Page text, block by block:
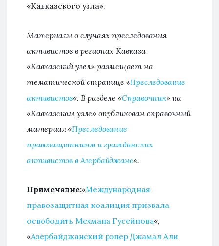
«Кавказского узла».
Материалы о случаях преследования
активистов в регионах Кавказа
«Кавказский узел» размещает на
тематической странице «Преследование
активистов«. В разделе «Справочник» на
«Кавказском узле» опубликован справочный
материал «Преследование
правозащитников и гражданских
активистов в Азербайджане«.
Примечание:«Международная
правозащитная коалиция призвала
освободить Мехмана Гусейнова«,
«Азербайджанский рэпер Джамал Али